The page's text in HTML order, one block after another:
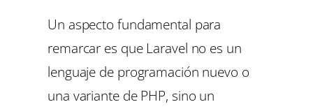
Un aspecto fundamental para
remarcar es que Laravel no es un
lenguaje de programación nuevo o
una variante de PHP, sino un